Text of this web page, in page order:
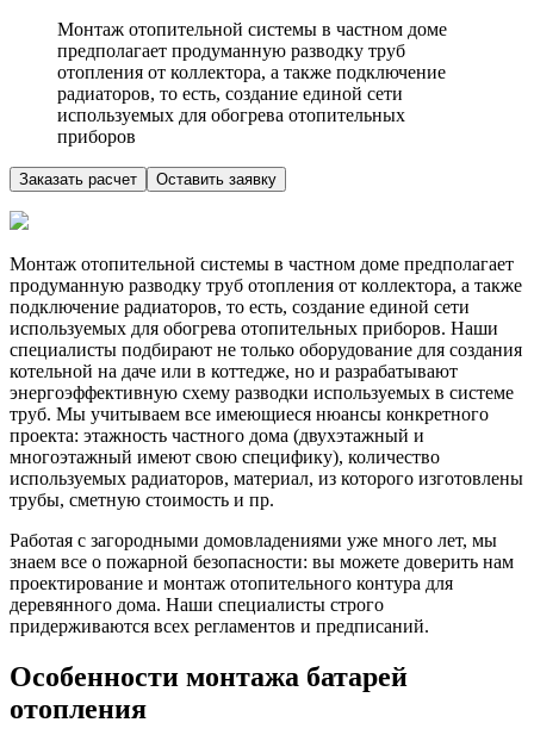
Монтаж отопительной системы в частном доме
предполагает продуманную разводку труб
отопления от коллектора, а также подключение
радиаторов, то есть, создание единой сети
используемых для обогрева отопительных
приборов
Заказать расчет Оставить заявку
Монтаж отопительной системы в частном доме предполагает
продуманную разводку труб отопления от коллектора, а также
подключение радиаторов, то есть, создание единой сети
используемых для обогрева отопительных приборов. Наши
специалисты подбирают не только оборудование для создания
котельной на даче или в коттедже, но и разрабатывают
энергоэффективную схему разводки используемых в системе
труб. Мы учитываем все имеющиеся нюансы конкретного
проекта: этажность частного дома (двухэтажный и
многоэтажный имеют свою специфику), количество
используемых радиаторов, материал, из которого изготовлены
трубы, сметную стоимость и пр.
Работая с загородными домовладениями уже много лет, мы
знаем все о пожарной безопасности: вы можете доверить нам
проектирование и монтаж отопительного контура для
деревянного дома. Наши специалисты строго
придерживаются всех регламентов и предписаний.
Особенности монтажа батарей
отопления